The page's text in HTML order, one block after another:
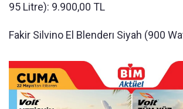
95 Litre): 9.900,00 TL
Fakir Silvino El Blenderı Siyah (900